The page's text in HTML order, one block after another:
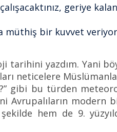
geriye kalan
müthiş bir kuvvet
tarihini yazdım. Yani
neticelere
gibi bu türden
Avrupalıların
hem de 9.